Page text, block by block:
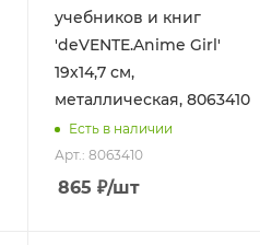
учебников и книг
'deVENTE.Anime Girl'
19х14,7 см,
металлическая, 8063410
Есть в наличии
Арт.: 8063410
865 ₽/шт